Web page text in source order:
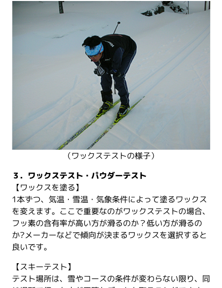
（ワックステストの様子）
３．ワックステスト・パウダーテスト
【ワックスを塗る】
1本ずつ、気温・雪温・気象条件によって塗るワックス
を変えます。ここで重要なのがワックステストの場合、
フッ素の含有率が高い方が滑るのか？低い方が滑るの
か?メーカーなどで傾向が決まるワックスを選択すると
良いです。
【スキーテスト】
テスト場所は、雪やコースの条件が変わらない限り、同